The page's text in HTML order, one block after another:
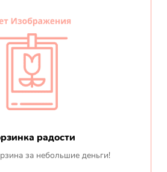
радости
за небольшие деньги!